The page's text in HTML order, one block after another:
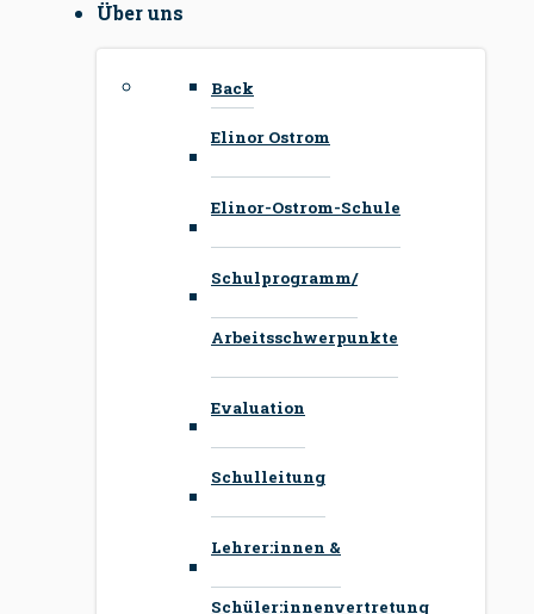
Über uns
Back
Elinor Ostrom
Elinor-Ostrom-Schule
Schulprogramm/
Arbeitsschwerpunkte
Evaluation
Schulleitung
Lehrer:innen &
Schüler:innenvertretung